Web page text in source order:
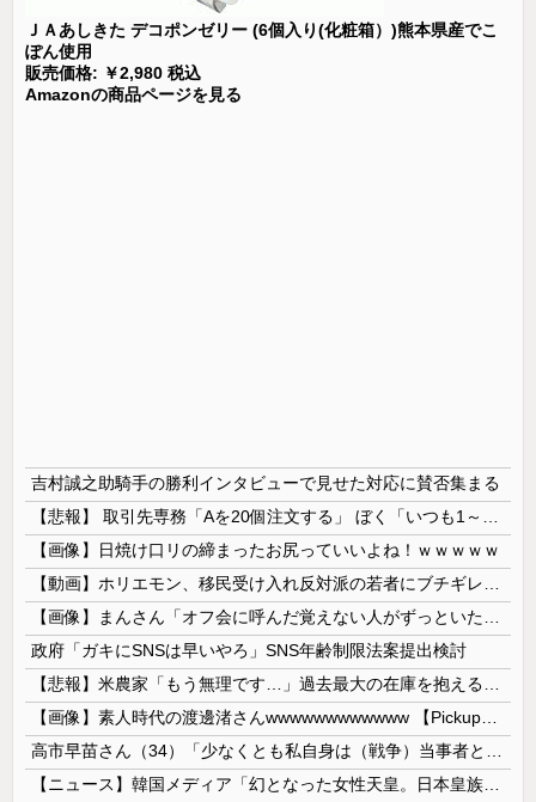
ＪＡあしきた デコポンゼリー (6個入り(化粧箱）)熊本県産でこ
ぽん使用
販売価格: ￥2,980 税込
Amazonの商品ページを見る
吉村誠之助騎手の勝利インタビューで見せた対応に賛否集まる
【画像】日焼け口リの締まったお尻っていいよね！ｗｗｗｗｗ
政府「ガキにSNSは早いやろ」SNS年齢制限法案提出検討